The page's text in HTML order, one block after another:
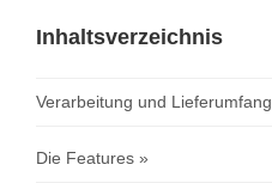
Inhaltsverzeichnis
Verarbeitung und Lieferumfang
Die Features